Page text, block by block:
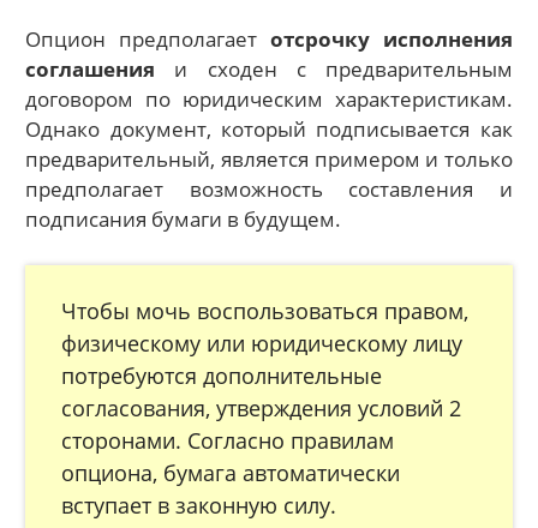
Опцион предполагает отсрочку исполнения
соглашения и сходен с предварительным
договором по юридическим характеристикам.
Однако документ, который подписывается как
предварительный, является примером и только
предполагает возможность составления и
подписания бумаги в будущем.
Чтобы мочь воспользоваться правом,
физическому или юридическому лицу
потребуются дополнительные
согласования, утверждения условий 2
сторонами. Согласно правилам
опциона, бумага автоматически
вступает в законную силу.